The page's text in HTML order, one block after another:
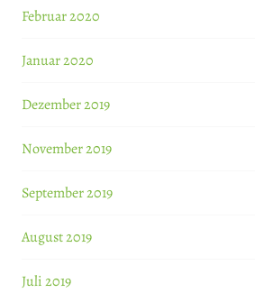
Februar 2020
Januar 2020
Dezember 2019
November 2019
September 2019
August 2019
Juli 2019